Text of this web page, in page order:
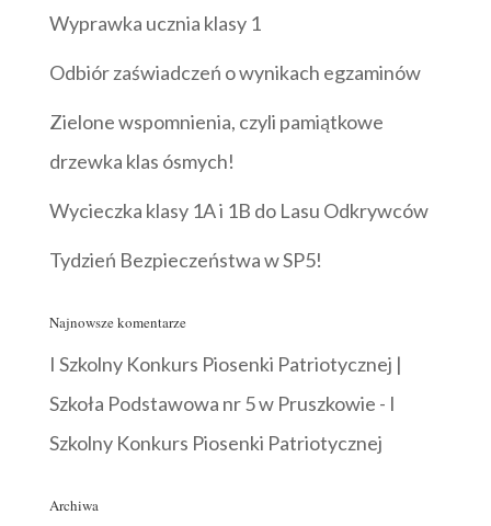
Wyprawka ucznia klasy 1
Odbiór zaświadczeń o wynikach egzaminów
Zielone wspomnienia, czyli pamiątkowe
drzewka klas ósmych!
Wycieczka klasy 1A i 1B do Lasu Odkrywców
Tydzień Bezpieczeństwa w SP5!
Najnowsze komentarze
I Szkolny Konkurs Piosenki Patriotycznej |
Szkoła Podstawowa nr 5 w Pruszkowie - I
Szkolny Konkurs Piosenki Patriotycznej
Archiwa